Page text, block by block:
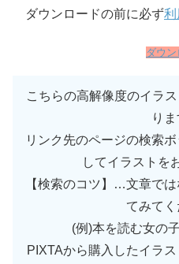
ダウンロードの前に必ず利
ダウン
こちらの高解像度のイラ
りま
リンク先のページの検索
してイラストを
【検索のコツ】…文章で
てみてく
(例)本を読む女の
PIXTAから購入したイラ